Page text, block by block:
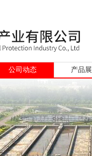
公司动态 产品